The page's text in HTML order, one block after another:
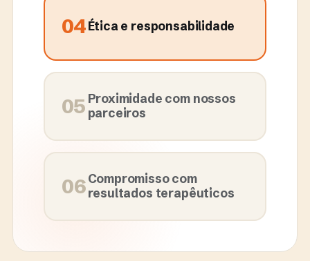
04Ética e responsabilidade
05 Proximidade com nossos
parceiros
06Compromisso com
resultados terapêuticos